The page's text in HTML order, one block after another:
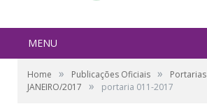
MENU
Home » Publicações Oficiais » Portarias
JANEIRO/2017
» portaria 011-2017